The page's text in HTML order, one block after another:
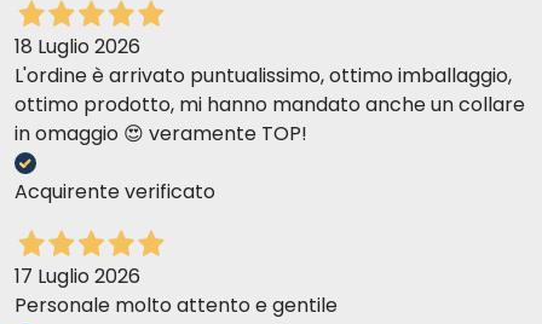
18 Luglio 2026
L'ordine è arrivato puntualissimo, ottimo imballaggio,
ottimo prodotto, mi hanno mandato anche un collare
in omaggio 😍 veramente TOP!
Acquirente verificato
17 Luglio 2026
Personale molto attento e gentile